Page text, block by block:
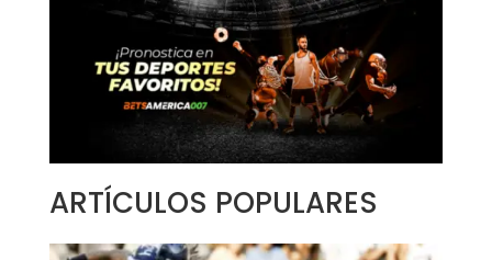
ARTÍCULOS POPULARES